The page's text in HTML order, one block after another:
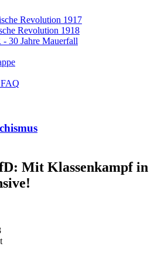
Revolution 1917
Revolution 1918
30 Jahre Mauerfall
Mit Klassenkampf in